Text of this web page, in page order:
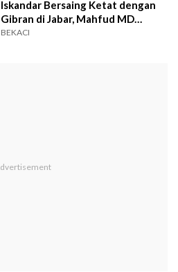
Iskandar Bersaing Ketat dengan
Gibran di Jabar, Mahfud MD
Ketinggalan Jauh
BEKACI